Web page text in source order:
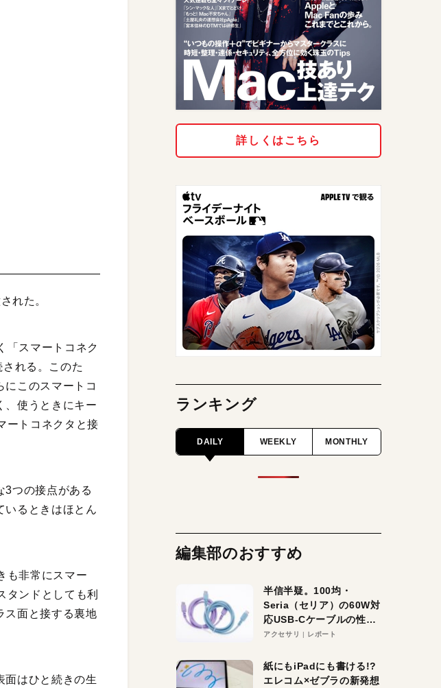
れた。
「スマートコネク
れる。このた
このスマートコ
、使うときにキー
ートコネクタと接
3つの接点がある
いるときはほとん
も非常にスマー
タンドとしても利
ス面と接する裏地
面はひと続きの生
詳しくはこちら
ランキング
DAILY WEEKLY MONTHLY
編集部のおすすめ
半信半疑。100均・
Seria（セリア）の60W対
応USB-Cケーブルの性能
を検証。超コスパの1本を
アクセサリ レポート
紙にもiPadにも書ける!?
エレコム×ゼブラの新発想